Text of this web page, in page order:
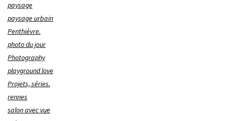
paysage
paysage urbain
Penthièvre.
photo du jour
Photography
playground love
Projets, séries.
rennes
salon avec vue